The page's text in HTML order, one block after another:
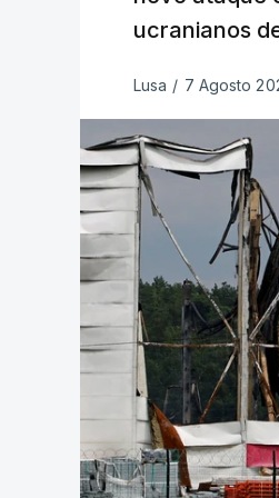
ucranianos
Lusa / 7 Agosto